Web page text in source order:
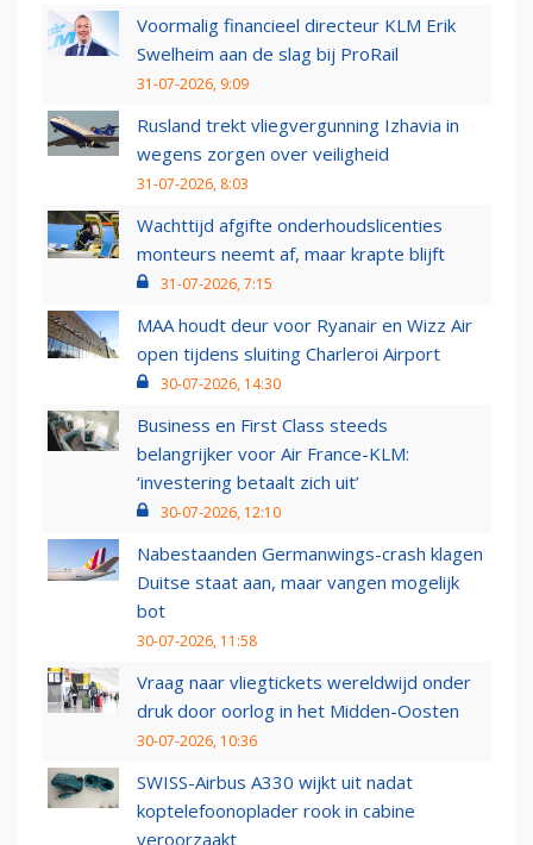
Voormalig financieel directeur KLM Erik
Swelheim aan de slag bij ProRail
31-07-2026, 9:09
Rusland trekt vliegvergunning Izhavia in
wegens zorgen over veiligheid
31-07-2026, 8:03
Wachttijd afgifte onderhoudslicenties
monteurs neemt af, maar krapte blijft
31-07-2026, 7:15
MAA houdt deur voor Ryanair en Wizz Air
open tijdens sluiting Charleroi Airport
30-07-2026, 14:30
Business en First Class steeds
belangrijker voor Air France-KLM:
‘investering betaalt zich uit’
30-07-2026, 12:10
Nabestaanden Germanwings-crash klagen
Duitse staat aan, maar vangen mogelijk
bot
30-07-2026, 11:58
Vraag naar vliegtickets wereldwijd onder
druk door oorlog in het Midden-Oosten
30-07-2026, 10:36
SWISS-Airbus A330 wijkt uit nadat
koptelefoonoplader rook in cabine
veroorzaakt